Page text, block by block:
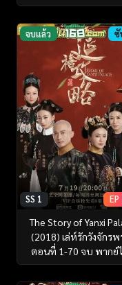
จบแล้ว ซั
SS 1
The Story of Yanxi
(2018) เล่ห์รักวังจักรพ
ตอนที่ 1-70 จบ พากย์